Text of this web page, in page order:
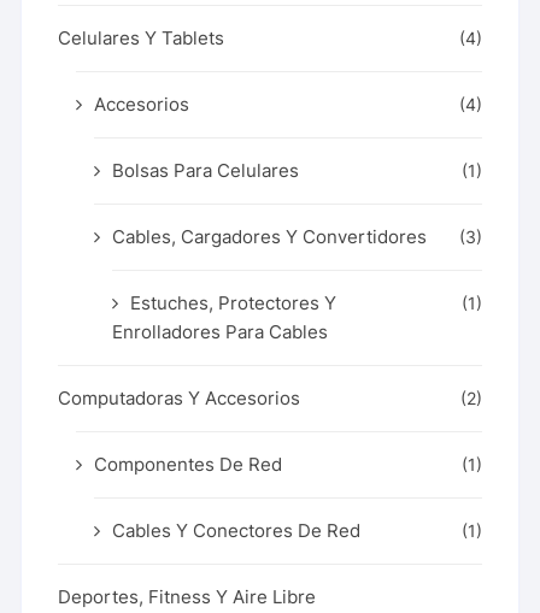
Celulares Y Tablets (4)
Accesorios (4)
Bolsas Para Celulares (1)
Cables, Cargadores Y Convertidores (3)
Estuches, Protectores Y
Enrolladores Para Cables
(1)
Computadoras Y Accesorios (2)
Componentes De Red (1)
Cables Y Conectores De Red (1)
Deportes, Fitness Y Aire Libre